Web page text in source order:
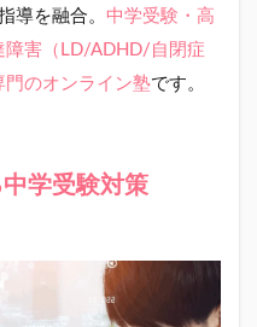
導を融合。 中学受験・高
障害（LD/ADHD/自閉症
門のオンライン塾です。
学受験対策